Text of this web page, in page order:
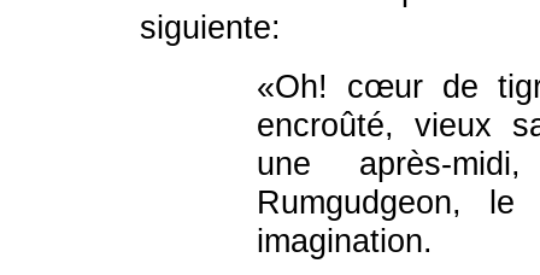
siguiente:
«Oh! cœur de
encroûté, vieux
une après-
Rumgudgeon,
imagination.